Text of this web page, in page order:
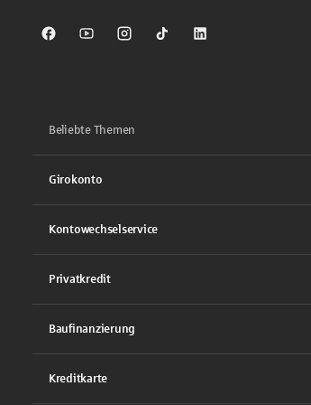
Sparkasse auf Facebook
Sparkasse auf Youtube
Sparkasse auf Instagram
Sparkasse auf TikTok
Sparkasse auf
Beliebte Themen
Girokonto
Kontowechselservice
Privatkredit
Baufinanzierung
Kreditkarte